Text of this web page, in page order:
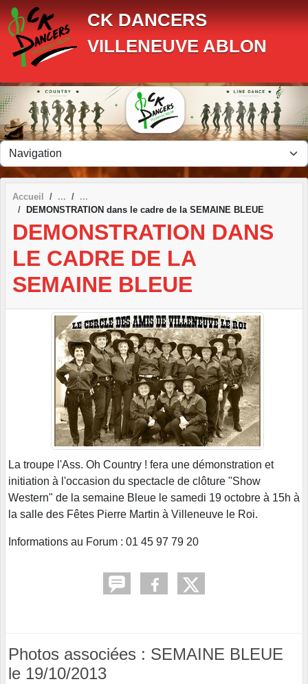
CK DANCERS
VILLENEUVE ABLON
Accueil
DEMONSTRATION dans le cadre de la SEMAINE BLEUE
DEMONSTRATION DANS
LE CADRE DE LA
SEMAINE BLEUE
La troupe l'Ass. Oh Country ! fera une démonstration et
initiation à l'occasion du spectacle de clôture "Show
Western" de la semaine Bleue le samedi 19 octobre à 15h à
la salle des Fêtes Pierre Martin à Villeneuve le Roi.
Informations au Forum : 01 45 97 79 20
Photos associées : SEMAINE BLEUE
le 19/10/2013
Panneau de gestion des cookies